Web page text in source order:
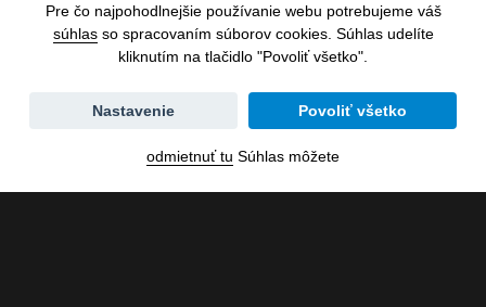
Zmena
dátumu
Pre čo najpohodlnejšie používanie webu potrebujeme váš
súhlasso spracovaním súborov cookies. Súhlas udelíte
kliknutím na tlačidlo "Povoliť všetko".
Povoliť všetko
Nastavenie
odmietnuť tu Súhlas môžete